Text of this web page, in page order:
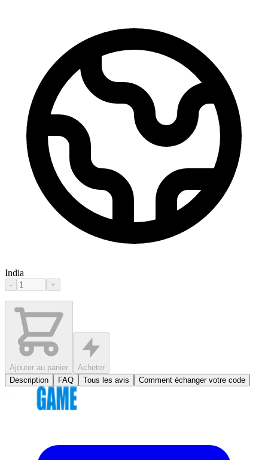
India
- +
Ajouter au panier
Acheter
Description
FAQ Tous les avis Comment échanger votre code